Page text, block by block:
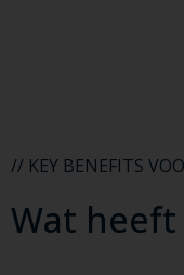
// KEY BENEFITS
Wat